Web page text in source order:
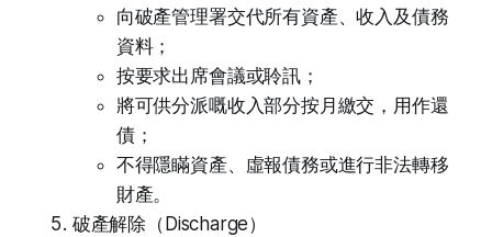
向破產管理署交代所有資產、收入及債務
資料；
按要求出席會議或聆訊；
將可供分派嘅收入部分按月繳交，用作還
債；
不得隱瞞資產、虛報債務或進行非法轉移
財產。
破產解除（Discharge）